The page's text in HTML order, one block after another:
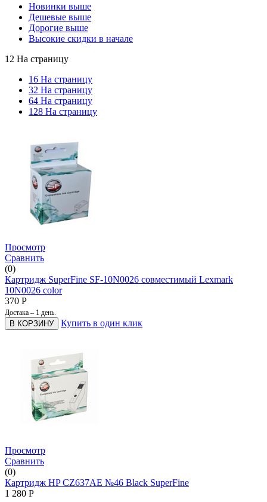
Новинки выше
Дешевые выше
Дорогие выше
Высокие скидки в начале
12 На страницу
16 На страницу
32 На страницу
64 На страницу
128 На страницу
Просмотр
Сравнить
(0)
Картридж SuperFine SF-10N0026 совместимый Lexmark
10N0026 color
370 Р
Достака – 1 день.
В КОРЗИНУ Купить в один клик
Просмотр
Сравнить
(0)
Картридж HP CZ637AE №46 Black SuperFine
1 280 Р